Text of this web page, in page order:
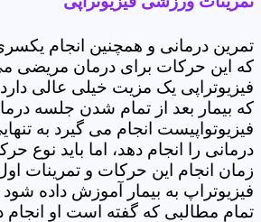
تمرین درمانی و همچنین انجام
که این حرکات برای درمان مریضی
فیزیوتراپی یک مزیت خیلی عالی
که بیمار بعد از تمام شدن جلسه
فیزیوتواپیست انجام می گیرد به
درمانی را انجام دهد، اما باید نوع
زمان انجام این حرکات و تمرینات
فیزیوتراپ به بیمار آموزش داده
تمام مطالبی که گفته است او انجام